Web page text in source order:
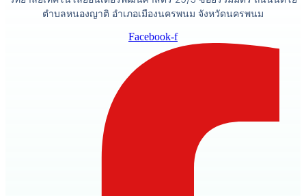
ตำบลหนองญาติ อำเภอเมืองนครพนม จังหวัดนครพนม
Facebook-f